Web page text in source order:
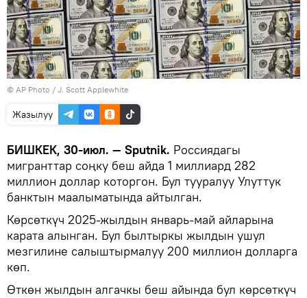
© AP Photo / J. Scott Applewhite
Жазылуу
БИШКЕК, 30-июл. — Sputnik. Россиядагы
мигранттар соңку беш айда 1 миллиард 282
миллион доллар которгон. Бул тууралуу Улуттук
банктын маалыматында айтылган.
Көрсөткүч 2025-жылдын январь-май айларына
карата алынган. Бул былтыркы жылдын ушул
мезгилине салыштырмалуу 200 миллион долларга
көп.
Өткөн жылдын алгачкы беш айында бул көрсөткүч